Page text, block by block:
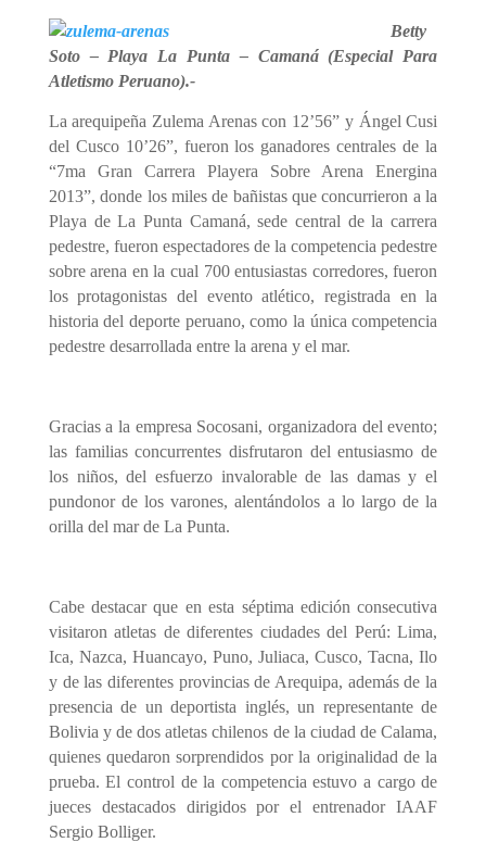
Betty
Soto – PlayaLa Punta – Camaná (Especial Para
Atletismo Peruano).-
La arequipeña Zulema Arenas con 12’56” y Ángel Cusi
del Cusco 10’26”, fueron los ganadores centrales de la
“7ma Gran Carrera Playera Sobre Arena Energina
2013”, donde los miles de bañistas que concurrieron a la
Playa de La Punta Camaná, sede central de la carrera
pedestre, fueron espectadores de la competencia pedestre
sobre arena en la cual 700 entusiastas corredores, fueron
los protagonistas del evento atlético, registrada en la
historia del deporte peruano, como la única competencia
pedestre desarrollada entre la arena y el mar.
Gracias a la empresa Socosani, organizadora del evento;
las familias concurrentes disfrutaron del entusiasmo de
los niños, del esfuerzo invalorable de las damas y el
pundonor de los varones, alentándolos a lo largo de la
orilla del mar de La Punta.
Cabe destacar que en esta séptima edición consecutiva
visitaron atletas de diferentes ciudades del Perú: Lima,
Ica, Nazca, Huancayo, Puno, Juliaca, Cusco, Tacna, Ilo
y de las diferentes provincias de Arequipa, además de la
presencia de un deportista inglés, un representante de
Bolivia y de dos atletas chilenos de la ciudad de Calama,
quienes quedaron sorprendidos por la originalidad de la
prueba. El control de la competencia estuvo a cargo de
jueces destacados dirigidos por el entrenador IAAF
Sergio Bolliger.